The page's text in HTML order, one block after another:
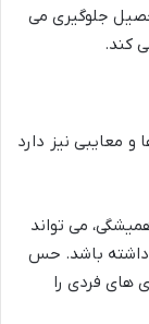
جلوگیری می
کند.
و معایبی نیز دارد
می تواند
داشته باشد. حس
های فردی را